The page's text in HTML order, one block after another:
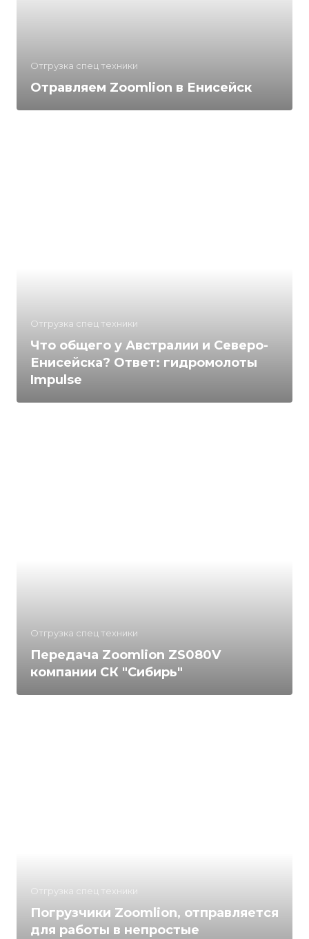
Отгрузка спец техники
Отравляем Zoomlion в Енисейск
Отгрузка спец техники
Что общего у Австралии и Северо-
Енисейска? Ответ: гидромолоты
Impulse
Отгрузка спец техники
Передача Zoomlion ZS080V
компании СК "Сибирь"
Отгрузка спец техники
Погрузчики Zoomlion, отправляется
для работы в непростые